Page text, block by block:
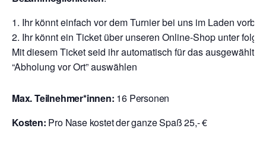
Ihr könnt einfach vor dem Turnier bei uns im Laden
Ihr könnt ein Ticket über unseren Online-Shop unter
Mit diesem Ticket seid ihr automatisch für das
“Abholung vor Ort” auswählen
Max. Teilnehmer*innen: 16 Personen
Kosten: Pro Nase kostet der ganze Spaß 25,- €